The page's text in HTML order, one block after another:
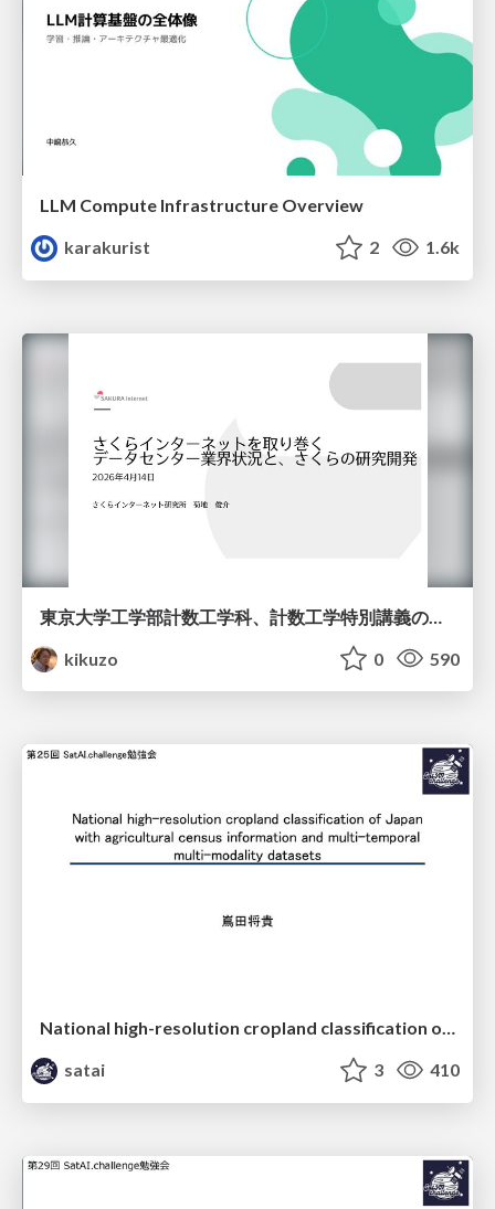
LLM Compute Infrastructure Overview
karakurist
2 1.6k
kikuzo
0 590
National high-resolution cropland classification of Japan with agricultural census information and multi-temporal multi-modality datasets
satai
3 410